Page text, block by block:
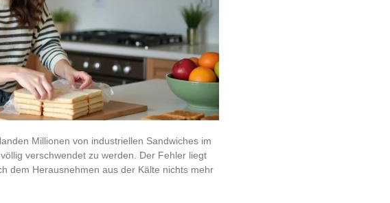
Millionen von industriellen Sandwiches im
verschwendet zu werden. Der Fehler liegt
dem Herausnehmen aus der Kälte nichts mehr